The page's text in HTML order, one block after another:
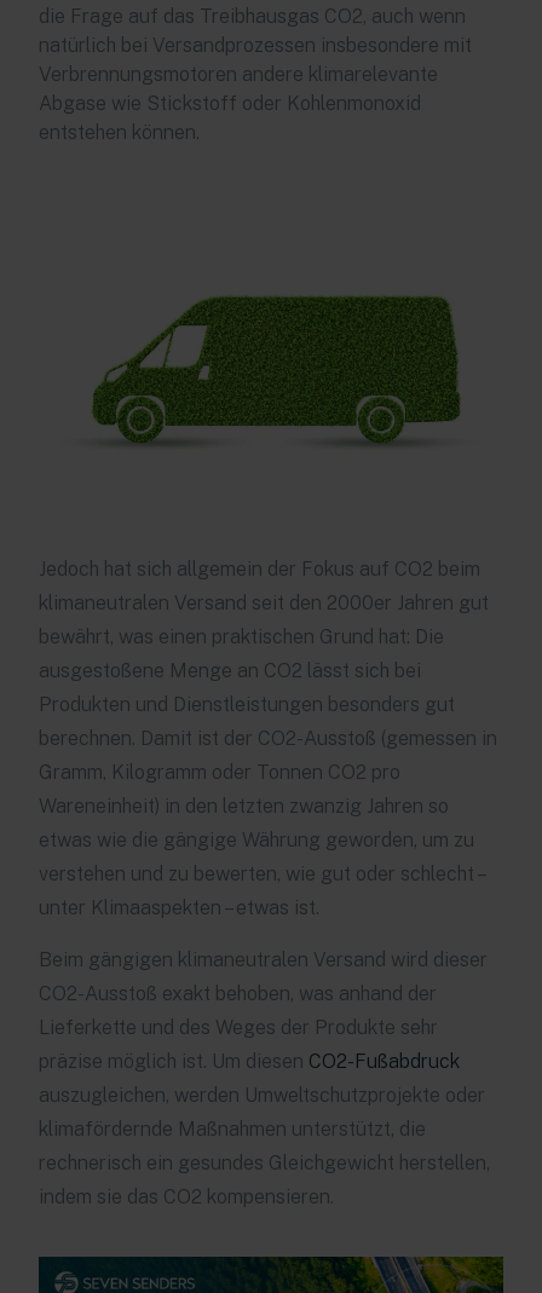
die Frage auf das Treibhausgas CO2, auch wenn
natürlich bei Versandprozessen insbesondere mit
Verbrennungsmotoren andere klimarelevante
Abgase wie Stickstoff oder Kohlenmonoxid
entstehen können.
Jedoch hat sich allgemein der Fokus auf CO2 beim
klimaneutralen Versand seit den 2000er Jahren gut
bewährt, was einen praktischen Grund hat: Die
ausgestoßene Menge an CO2 lässt sich bei
Produkten und Dienstleistungen besonders gut
berechnen. Damit ist der CO2-Ausstoß (gemessen in
Gramm, Kilogramm oder Tonnen CO2 pro
Wareneinheit) in den letzten zwanzig Jahren so
etwas wie die gängige Währung geworden, um zu
verstehen und zu bewerten, wie gut oder schlecht –
unter Klimaaspekten – etwas ist.
Beim gängigen klimaneutralen Versand wird dieser
CO2-Ausstoß exakt behoben, was anhand der
Lieferkette und des Weges der Produkte sehr
präzise möglich ist. Um diesen CO2-Fußabdruck
auszugleichen, werden Umweltschutzprojekte oder
klimafördernde Maßnahmen unterstützt, die
rechnerisch ein gesundes Gleichgewicht herstellen,
indem sie das CO2 kompensieren.